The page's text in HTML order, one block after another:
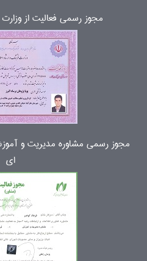
مجوز رسمی فعالیت از
مجوز رسمی مشاوره مدیریت و
ای